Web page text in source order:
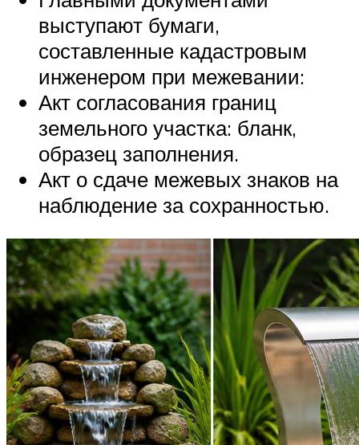
выступают бумаги,
составленные кадастровым
инженером при межевании:
Акт согласования границ
земельного участка: бланк,
образец заполнения.
Акт о сдаче межевых знаков на
наблюдение за сохранностью.